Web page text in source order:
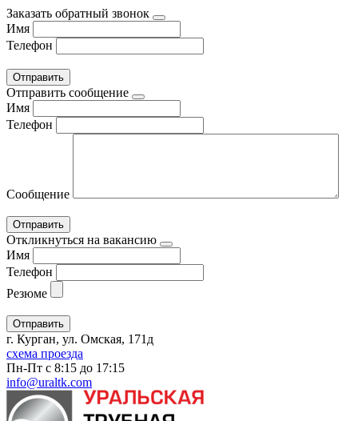
Заказать обратный звонок
Имя
Телефон
Отправить сообщение
Имя
Телефон
Сообщение
Откликнуться на вакансию
Имя
Телефон
Резюме
г. Курган, ул. Омская, 171д
схема проезда
Пн-Пт с 8:15 до 17:15
info@uraltk.com